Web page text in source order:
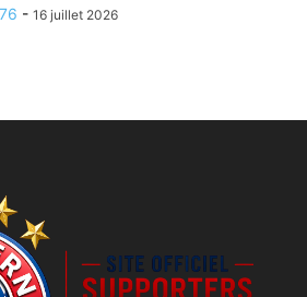
- 16 juillet 2026